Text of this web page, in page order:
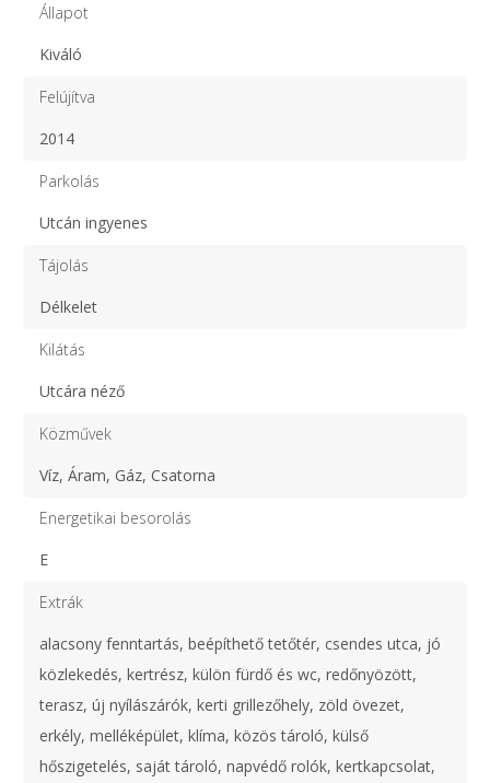
Állapot
Kiváló
Felújítva
2014
Parkolás
Utcán ingyenes
Tájolás
Délkelet
Kilátás
Utcára néző
Közművek
Víz, Áram, Gáz, Csatorna
Energetikai besorolás
E
Extrák
alacsony fenntartás, beépíthető tetőtér, csendes utca, jó
közlekedés, kertrész, külön fürdő és wc, redőnyözött,
terasz, új nyílászárók, kerti grillezőhely, zöld övezet,
erkély, melléképület, klíma, közös tároló, külső
hőszigetelés, saját tároló, napvédő rolók, kertkapcsolat,